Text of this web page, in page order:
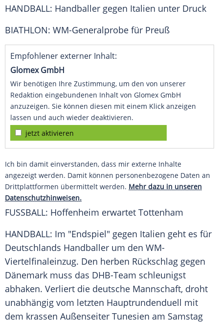
HANDBALL: Handballer gegen Italien unter Druck
BIATHLON: WM-Generalprobe für Preuß
Empfohlener externer Inhalt:
Glomex GmbH
Wir benötigen Ihre Zustimmung, um den von unserer
Redaktion eingebundenen Inhalt von Glomex GmbH
anzuzeigen. Sie können diesen mit einem Klick anzeigen
lassen und auch wieder deaktivieren.
jetzt aktivieren
Ich bin damit einverstanden, dass mir externe Inhalte
angezeigt werden. Damit können personenbezogene Daten an
Drittplattformen übermittelt werden. Mehr dazu in unseren
Datenschutzhinweisen.
FUSSBALL: Hoffenheim erwartet Tottenham
HANDBALL: Im "Endspiel" gegen Italien geht es für
Deutschlands Handballer um den WM-
Viertelfinaleinzug. Den herben Rückschlag gegen
Dänemark muss das DHB-Team schleunigst
abhaken. Verliert die deutsche Mannschaft, droht
unabhängig vom letzten Hauptrundenduell mit
dem krassen Außenseiter Tunesien am Samstag